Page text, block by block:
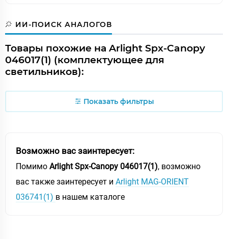
ИИ-ПОИСК АНАЛОГОВ
Товары похожие на Arlight Spx-Canopy
046017(1) (комплектующее для
светильников):
Показать фильтры
Возможно вас заинтересует:
Помимо Arlight Spx-Canopy 046017(1), возможно
вас также заинтересует и Arlight MAG-ORIENT
036741(1) в нашем каталоге